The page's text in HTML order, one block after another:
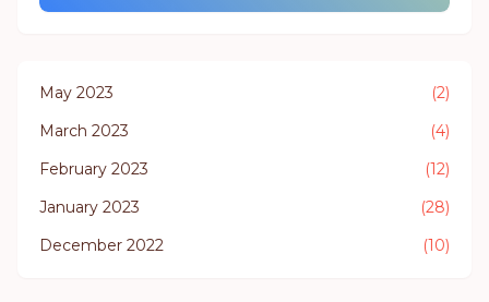
May 2023
(2)
March 2023
(4)
February 2023
(12)
January 2023
(28)
December 2022
(10)